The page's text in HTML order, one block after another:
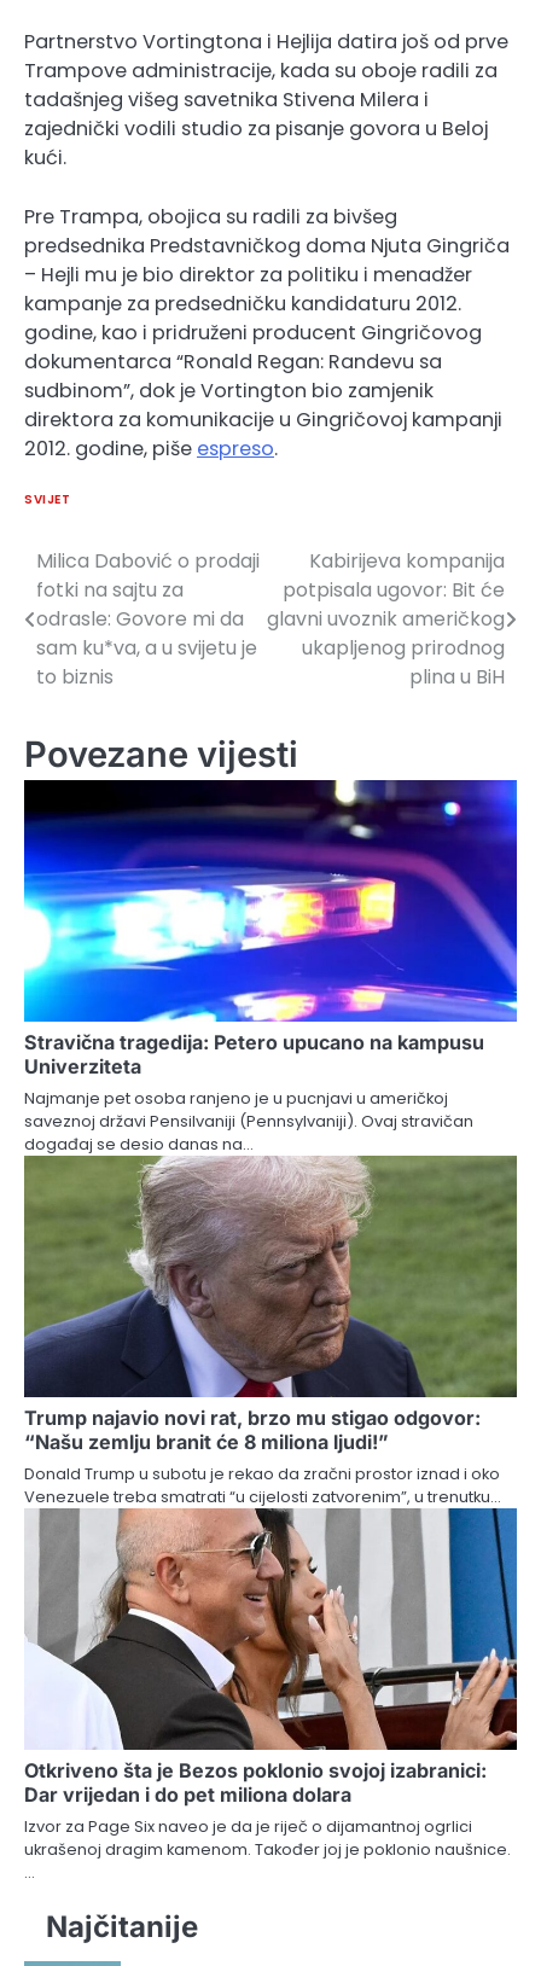
Partnerstvo Vortingtona i Hejlija datira još od prve
Trampove administracije, kada su oboje radili za
tadašnjeg višeg savetnika Stivena Milera i
zajednički vodili studio za pisanje govora u Beloj
kući.
Pre Trampa, obojica su radili za bivšeg
predsednika Predstavničkog doma Njuta Gingriča
– Hejli mu je bio direktor za politiku i menadžer
kampanje za predsedničku kandidaturu 2012.
godine, kao i pridruženi producent Gingričovog
dokumentarca “Ronald Regan: Randevu sa
sudbinom”, dok je Vortington bio zamjenik
direktora za komunikacije u Gingričovoj kampanji
2012. godine, piše espreso.
SVIJET
Navigacija
članaka
Milica Dabović o prodaji
fotki na sajtu za
odrasle: Govore mi da
sam ku*va, a u svijetu je
to biznis
Kabirijeva kompanija
potpisala ugovor: Bit će
glavni uvoznik američkog
ukapljenog prirodnog
plina u BiH
Povezane vijesti
Stravična tragedija: Petero upucano na kampusu
Univerziteta
Najmanje pet osoba ranjeno je u pucnjavi u američkoj
saveznoj državi Pensilvaniji (Pennsylvaniji). Ovaj stravičan
događaj se desio danas na…
Trump najavio novi rat, brzo mu stigao odgovor:
“Našu zemlju branit će 8 miliona ljudi!”
Donald Trump u subotu je rekao da zračni prostor iznad i oko
Venezuele treba smatrati “u cijelosti zatvorenim”, u trenutku…
Otkriveno šta je Bezos poklonio svojoj izabranici:
Dar vrijedan i do pet miliona dolara
Izvor za Page Six naveo je da je riječ o dijamantnoj ogrlici
ukrašenoj dragim kamenom. Također joj je poklonio naušnice.
…
Najčitanije